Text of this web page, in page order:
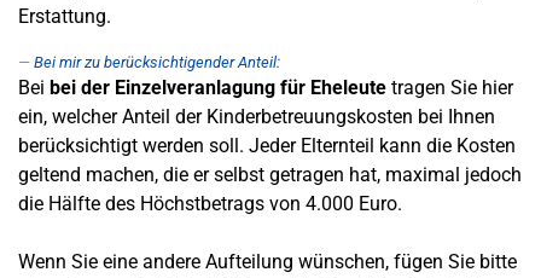
Erstattung.
Bei mir zu berücksichtigender Anteil:
Bei bei der Einzelveranlagung für Eheleute tragen Sie hier
ein, welcher Anteil der Kinderbetreuungskosten bei Ihnen
berücksichtigt werden soll. Jeder Elternteil kann die Kosten
geltend machen, die er selbst getragen hat, maximal jedoch
die Hälfte des Höchstbetrags von 4.000 Euro.
Wenn Sie eine andere Aufteilung wünschen, fügen Sie bitte